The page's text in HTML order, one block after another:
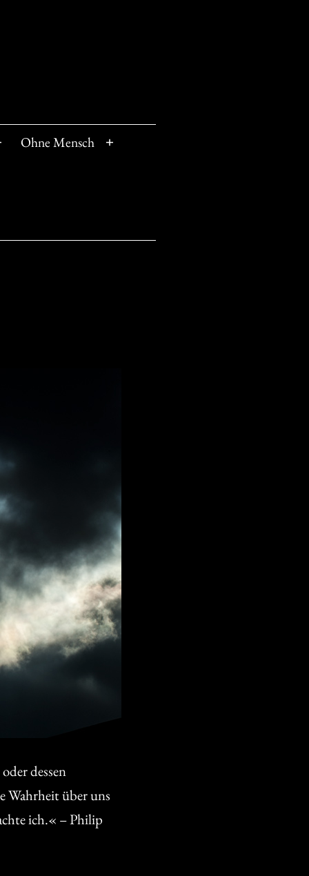
Ohne Mensch
Menü
dessen
Wahrheit über uns
ich.« – Philip